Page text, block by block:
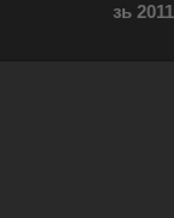
зь 2011